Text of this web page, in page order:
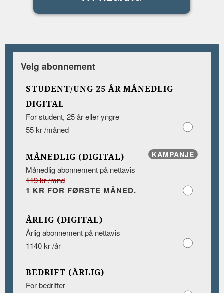
Velg abonnement
STUDENT/UNG 25 ÅR MÅNEDLIG
DIGITAL
For student, 25 år eller yngre
55 kr /måned
KAMPANJE
MÅNEDLIG (DIGITAL)
Månedlig abonnement på nettavis
119 kr /mnd
1 KR FOR FØRSTE MÅNED.
ÅRLIG (DIGITAL)
Årlig abonnement på nettavis
1140 kr /år
BEDRIFT (ÅRLIG)
For bedrifter